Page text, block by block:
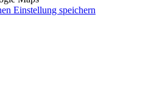
Einstellung speichern